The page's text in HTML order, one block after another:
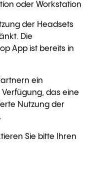
oder Workstation
der Headsets
. Die
App ist bereits in
ein
das eine
Nutzung der
Sie bitte Ihren